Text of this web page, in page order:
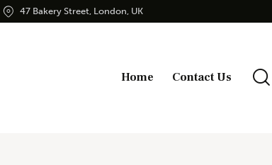
47 Bakery Street, London, UK
Home Contact Us